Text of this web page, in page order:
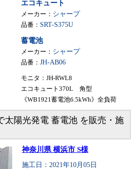
エコキュート
メーカー： シャープ
品番： SRT-S375U
蓄電池
メーカー： シャープ
品番： JH-AB06
モニタ：JH-RWL8
エコキュート370L 角型
《WB1921蓄電池6.5kWh》全負荷
太陽光発電 蓄電池 を販売・施
神奈川県 横浜市 S様
施工日：2021年10月05日